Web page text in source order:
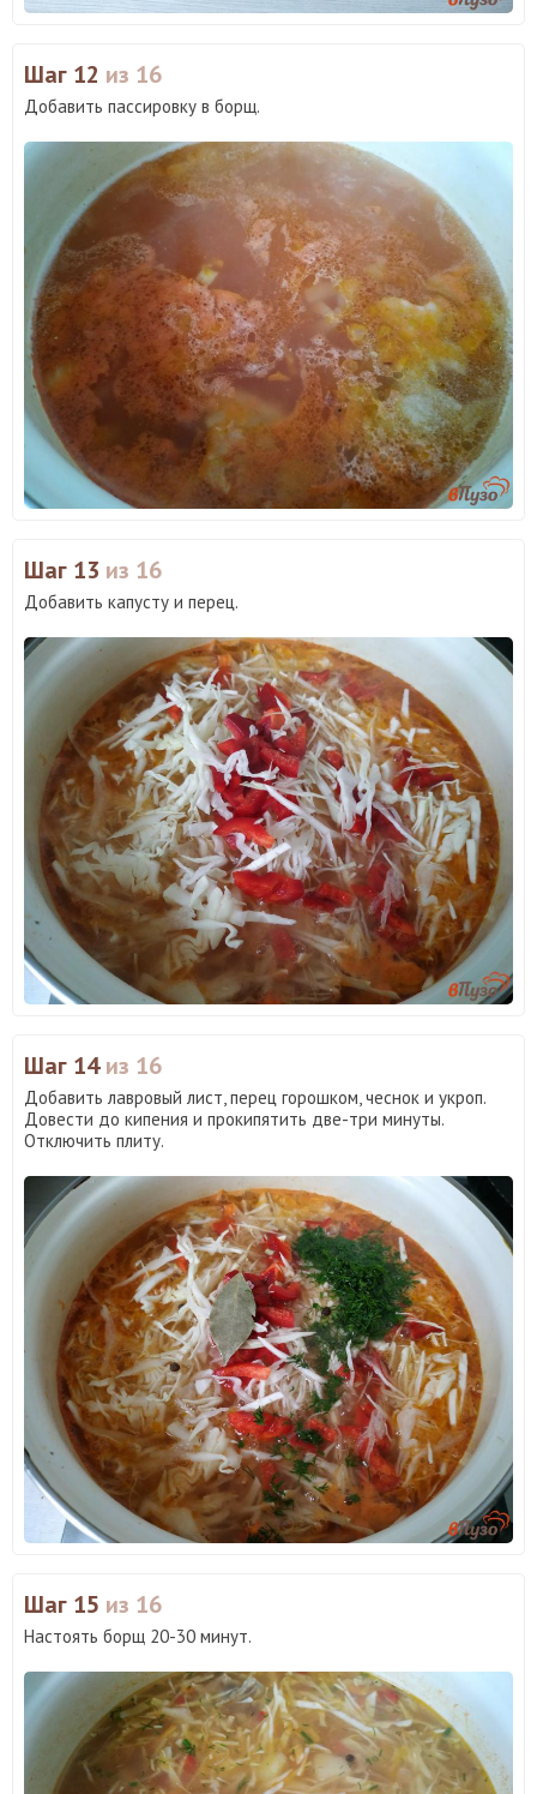
Шаг 12 из 16
Добавить пассировку в борщ.
Шаг 13 из 16
Добавить капусту и перец.
Шаг 14из 16
Добавить лавровый лист, перец горошком, чеснок и укроп.
Довести до кипения и прокипятить две-три минуты.
Отключить плиту.
Шаг 15 из 16
Настоять борщ 20-30 минут.